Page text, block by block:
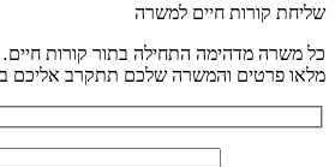
שליחת קורות חיים למשרה
כל משרה מדהימה התחילה בתור קורות
מלאו פרטים והמשרה שלכם תתקרב אליכם